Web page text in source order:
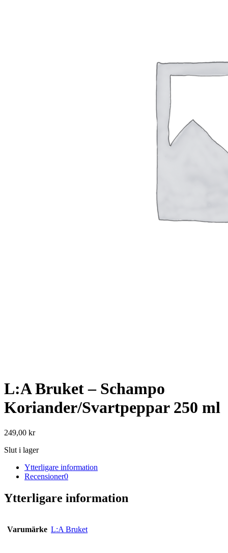
L:A Bruket – Schampo
Koriander/Svartpeppar 250 ml
249,00 kr
Slut i lager
Ytterligare information
Recensioner0
Ytterligare information
Varumärke L:A Bruket